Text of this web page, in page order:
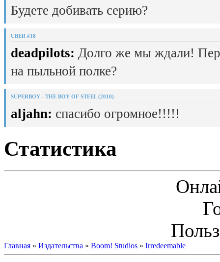
Будете добивать серию?
UBER #18
deadpilots: Долго же мы ждали!
на пыльной полке?
SUPERBOY - THE BOY OF STEEL (2010)
aljahn: спасибо огромное!!!!!
Статистика
Главная » Издательства » Boom! Studios » Irredeemable